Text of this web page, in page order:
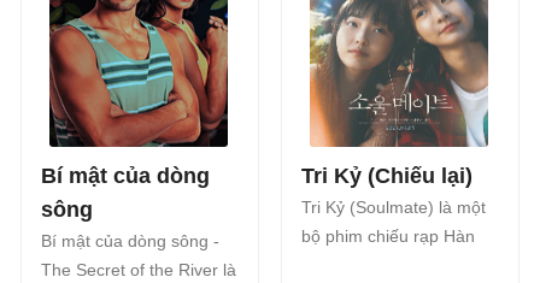
tên, được phát sóng trên
FPT Play từ ngày
04/04/2025.
Bí mật của dòng
sông
Bí mật của dòng sông -
The Secret of the River là
Tri Kỷ (Chiếu lại)
Tri Kỷ (Soulmate) là một
bộ phim chiếu rạp Hàn